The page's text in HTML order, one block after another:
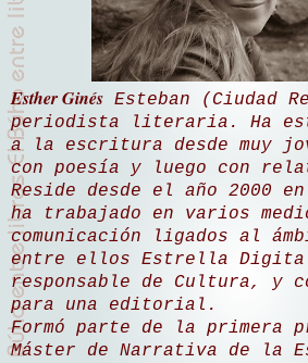
Esther Ginés Esteban (Ciudad
periodista literaria. Ha
a la escritura desde muy
con poesía y luego con
Reside desde el año 2000
ha trabajado en varios
comunicación ligados al
entre ellos Estrella
responsable de Cultura, y
para una editorial.
Formó parte de la primera
Máster de Narrativa de la